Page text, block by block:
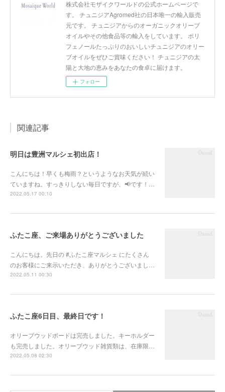
株式会社モザイクワールドの公式ホームページで
す。 チュニジアAgromed社の日本唯一の輸入販売
元です。 チュニジアからのオーガニックオリーブ
オイルやその他食品等の輸入をしています。 ポリ
フェノールたっぷりのおいしいチュニジアのオリー
ブオイルをぜひご賞味ください！ チュニジアの太
陽と大地の恵みをあなたの食卓に届けます。
フォロー
関連記事
明日は豊洲マルシェ初出店！
こんにちは！早くも梅雨？というようなお天気が続い
ていますね。すっきりしない毎日ですが、📢です！…
2022.05.17 00:10
ふたこ座、ご来場ありがとうございました
こんにちは。先日の #ふたこ座マルシェ にたくさん
のお客様にご来示いただき、ありがとうございまし…
2022.05.11 00:30
ふたこ座6日目、最終日です！
オリーブウッドボードは完売しました。キーホルダー
も完売しました。オリーブウッド雑貨類は、在庫限…
2022.05.08 02:30